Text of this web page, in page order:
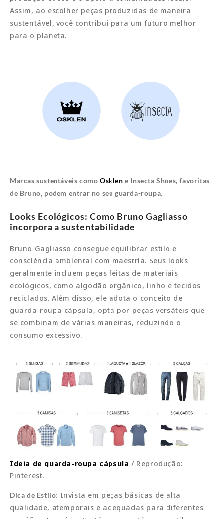
Assim, ao escolher peças produzidas de maneira
sustentável, você contribui para um futuro melhor
para o planeta.
Marcas sustentáveis como Osklen e Insecta Shoes, favoritas
de Bruno, podem entrar no seu guarda-roupa.
Looks Ecológicos: Como Bruno Gagliasso
incorpora a sustentabilidade
Bruno Gagliasso consegue equilibrar estilo e
consciência ambiental com maestria. Seus looks
geralmente incluem peças feitas de materiais
ecológicos, como algodão orgânico, linho e tecidos
reciclados. Além disso, ele adota o conceito de
guarda-roupa cápsula, opta por peças versáteis que
se combinam de várias maneiras, reduzindo o
consumo excessivo.
Ideia de guarda-roupa cápsula / Reprodução:
Pinterest.
Dica de Estilo: Invista em peças básicas de alta
qualidade, atemporais e adequadas para diferentes